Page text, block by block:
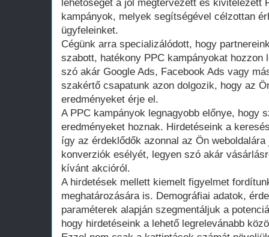
lehetőséget a jól megtervezett és kivitelezett
kampányok, melyek segítségével célzottan
ügyfeleinket.
Cégünk arra specializálódott, hogy
szabott, hatékony PPC kampányokat hozzon
szó akár Google Ads, Facebook Ads vagy
szakértő csapatunk azon dolgozik, hogy az
eredményeket érje el.
A PPC kampányok legnagyobb előnye, hogy
eredményeket hoznak. Hirdetéseink a
így az érdeklődők azonnal az Ön
konverziók esélyét, legyen szó akár
kívánt akcióról.
A hirdetések mellett kiemelt figyelmet
meghatározására is. Demográfiai adatok,
paraméterek alapján szegmentáljuk a
hogy hirdetéseink a lehető legrelevánabb